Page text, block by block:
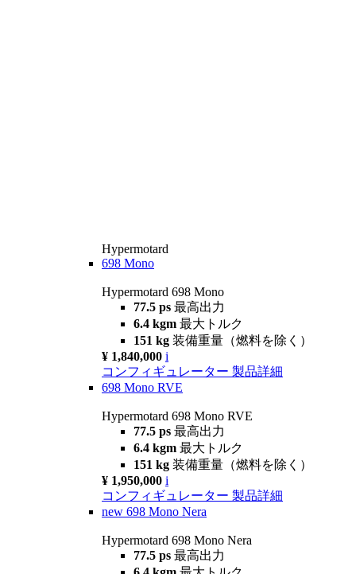
Hypermotard
698 Mono
Hypermotard 698 Mono
77.5 ps 最高出力
6.4 kgm 最大トルク
151 kg 装備重量（燃料を除く）
¥ 1,840,000 i
コンフィギュレーター 製品詳細
698 Mono RVE
Hypermotard 698 Mono RVE
77.5 ps 最高出力
6.4 kgm 最大トルク
151 kg 装備重量（燃料を除く）
¥ 1,950,000 i
コンフィギュレーター 製品詳細
new 698 Mono Nera
Hypermotard 698 Mono Nera
77.5 ps 最高出力